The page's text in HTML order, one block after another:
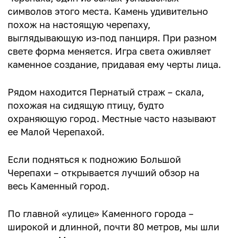
символов этого места. Камень удивительно
похож на настоящую черепаху,
выглядывающую из-под панциря. При разном
свете форма меняется. Игра света оживляет
каменное создание, придавая ему черты лица.
Рядом находится Пернатый страж – скала,
похожая на сидящую птицу, будто
охраняющую город. Местные часто называют
ее Малой Черепахой.
Если подняться к подножию Большой
Черепахи – открывается лучший обзор на
весь Каменный город.
По главной «улице» Каменного города –
широкой и длинной, почти 80 метров, мы шли